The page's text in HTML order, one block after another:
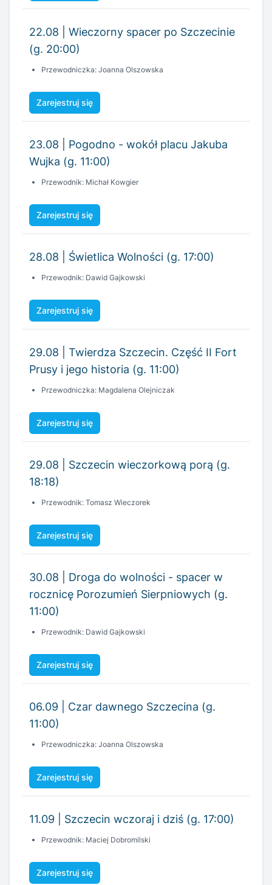
22.08 | Wieczorny spacer po Szczecinie
(g. 20:00)
Przewodniczka: Joanna Olszowska
Zarejestruj się
23.08 | Pogodno - wokół placu Jakuba
Wujka (g. 11:00)
Przewodnik: Michał Kowgier
Zarejestruj się
28.08 | Świetlica Wolności (g. 17:00)
Przewodnik: Dawid Gajkowski
Zarejestruj się
29.08 | Twierdza Szczecin. Część II Fort
Prusy i jego historia (g. 11:00)
Przewodniczka: Magdalena Olejniczak
Zarejestruj się
29.08 | Szczecin wieczorkową porą (g.
18:18)
Przewodnik: Tomasz Wieczorek
Zarejestruj się
30.08 | Droga do wolności - spacer w
rocznicę Porozumień Sierpniowych (g.
11:00)
Przewodnik: Dawid Gajkowski
Zarejestruj się
06.09 | Czar dawnego Szczecina (g.
11:00)
Przewodniczka: Joanna Olszowska
Zarejestruj się
11.09 | Szczecin wczoraj i dziś (g. 17:00)
Przewodnik: Maciej Dobromilski
Zarejestruj się